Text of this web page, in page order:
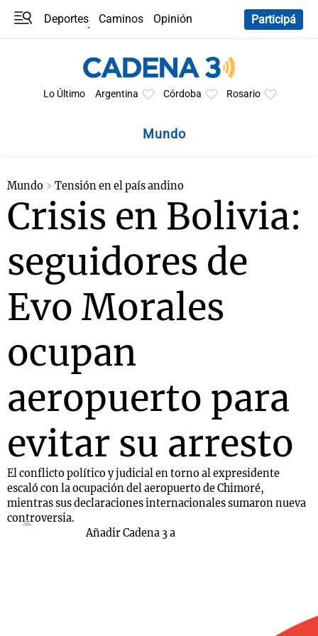
Deportes Caminos
Opinión
Participá
Lo Último Argentina Córdoba Rosario
Mundo
Mundo Tensión en el país andino
Crisis en Bolivia:
seguidores de
Evo Morales
ocupan
aeropuerto para
evitar su arresto
El conflicto político y judicial en torno al expresidente
escaló con la ocupación del aeropuerto de Chimoré,
mientras sus declaraciones internacionales sumaron nueva
controversia.
Añadir Cadena 3 a